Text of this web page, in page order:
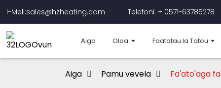
I-Meli:sales@hzheating.com Telefoni: + 0571-63785278
Aiga Oloa Faatatau Ia Tatou
Aiga Pamu vevela Fa'ato'aga